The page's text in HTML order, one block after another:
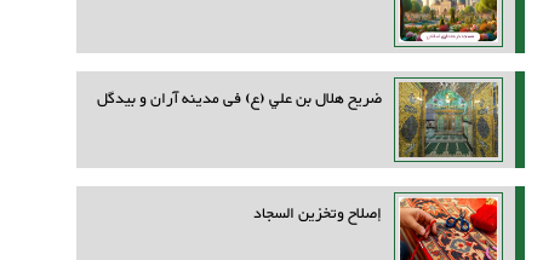
ضريح هلال بن علي (ع) فی مدینه آران و بیدگل
إصلاح وتخزين السجاد